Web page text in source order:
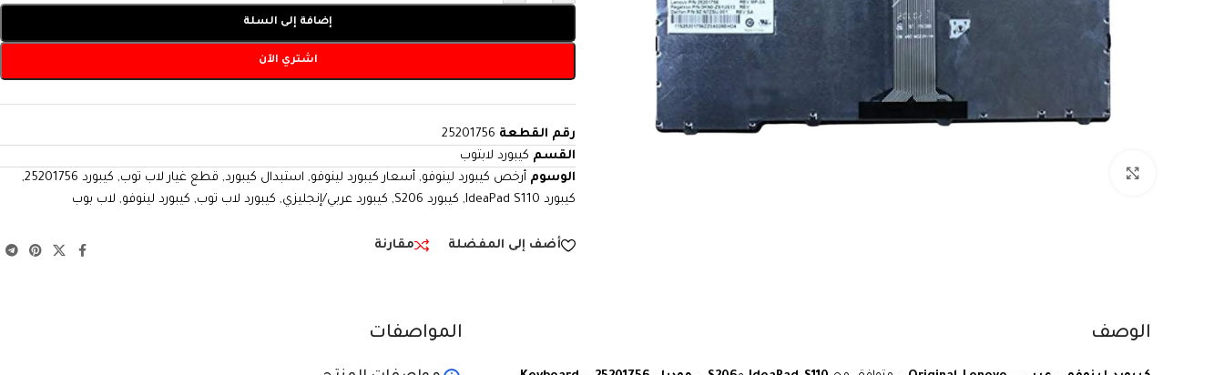
إضافة إلى السلة
اشتري الآن
رقم القطعة 25201756
القسم كيبورد لابتوب
الوسوم أرخص كيبورد لينوفو, أسعار كيبورد لينوفو, استبدال كيبورد, قطع غيار لاب توب, كيبورد 25201756
,
كيبورد IdeaPad S110
, كيبورد S206 , كيبورد عربي/إنجليزي, كيبورد لاب توب, كيبورد لينوفو, لاب بوب
أضف إلى المفضلة مقارنة
الوصف المواصفات